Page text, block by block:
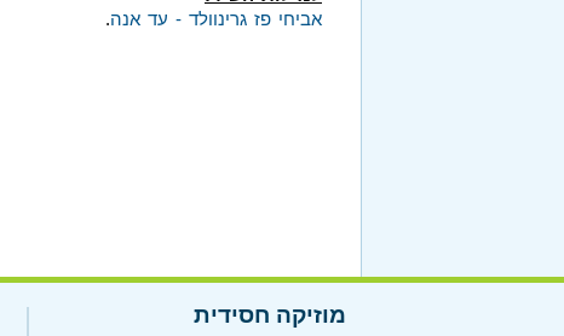
אביחי פז גרינוולד - עד אנה.
מוזיקה חסידית